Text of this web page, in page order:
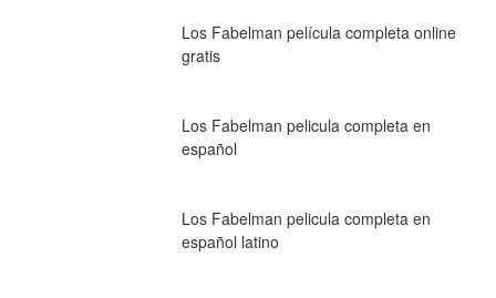
Los Fabelman película completa online
gratis
Los Fabelman pelicula completa en
español
Los Fabelman pelicula completa en
español latino